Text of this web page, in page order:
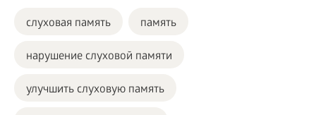
слуховая память память
нарушение слуховой памяти
улучшить слуховую память